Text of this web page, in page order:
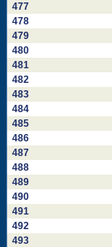
477
478
479
480
481
482
483
484
485
486
487
488
489
490
491
492
493